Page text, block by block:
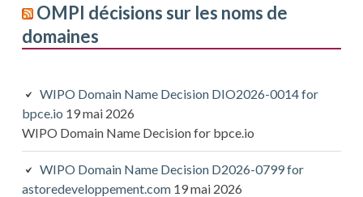
OMPI décisions sur les noms de
domaines
WIPO Domain Name Decision DIO2026-0014 for
bpce.io 19 mai 2026
WIPO Domain Name Decision for bpce.io
WIPO Domain Name Decision D2026-0799 for
astoredeveloppement.com 19 mai 2026